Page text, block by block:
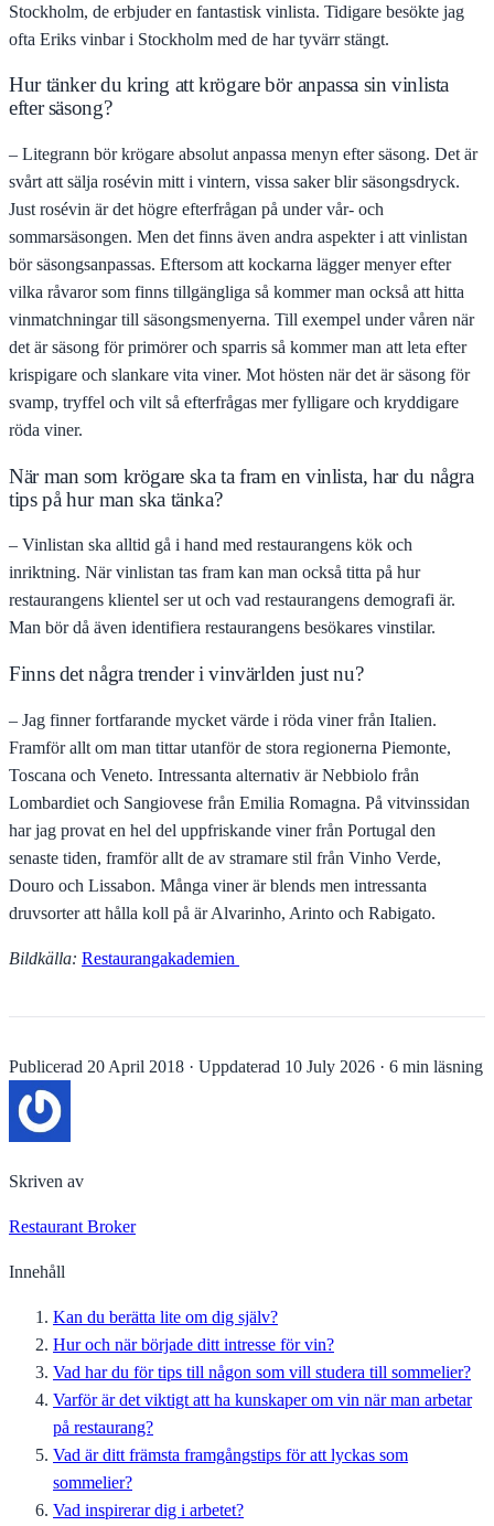
Stockholm, de erbjuder en fantastisk vinlista. Tidigare besökte jag
ofta Eriks vinbar i Stockholm med de har tyvärr stängt.
Hur tänker du kring att krögare bör anpassa sin vinlista
efter säsong?
– Litegrann bör krögare absolut anpassa menyn efter säsong. Det är
svårt att sälja rosévin mitt i vintern, vissa saker blir säsongsdryck.
Just rosévin är det högre efterfrågan på under vår- och
sommarsäsongen. Men det finns även andra aspekter i att vinlistan
bör säsongsanpassas. Eftersom att kockarna lägger menyer efter
vilka råvaror som finns tillgängliga så kommer man också att hitta
vinmatchningar till säsongsmenyerna. Till exempel under våren när
det är säsong för primörer och sparris så kommer man att leta efter
krispigare och slankare vita viner. Mot hösten när det är säsong för
svamp, tryffel och vilt så efterfrågas mer fylligare och kryddigare
röda viner.
När man som krögare ska ta fram en vinlista, har du några
tips på hur man ska tänka?
– Vinlistan ska alltid gå i hand med restaurangens kök och
inriktning. När vinlistan tas fram kan man också titta på hur
restaurangens klientel ser ut och vad restaurangens demografi är.
Man bör då även identifiera restaurangens besökares vinstilar.
Finns det några trender i vinvärlden just nu?
– Jag finner fortfarande mycket värde i röda viner från Italien.
Framför allt om man tittar utanför de stora regionerna Piemonte,
Toscana och Veneto. Intressanta alternativ är Nebbiolo från
Lombardiet och Sangiovese från Emilia Romagna. På vitvinssidan
har jag provat en hel del uppfriskande viner från Portugal den
senaste tiden, framför allt de av stramare stil från Vinho Verde,
Douro och Lissabon. Många viner är blends men intressanta
druvsorter att hålla koll på är Alvarinho, Arinto och Rabigato.
Bildkälla: Restaurangakademien
Publicerad 20 April 2018 · Uppdaterad 10 July 2026 · 6 min läsning
Skriven av
Restaurant Broker
Innehåll
Kan du berätta lite om dig själv?
Hur och när började ditt intresse för vin?
Vad har du för tips till någon som vill studera till sommelier?
Varför är det viktigt att ha kunskaper om vin när man arbetar
på restaurang?
Vad är ditt främsta framgångstips för att lyckas som
sommelier?
Vad inspirerar dig i arbetet?